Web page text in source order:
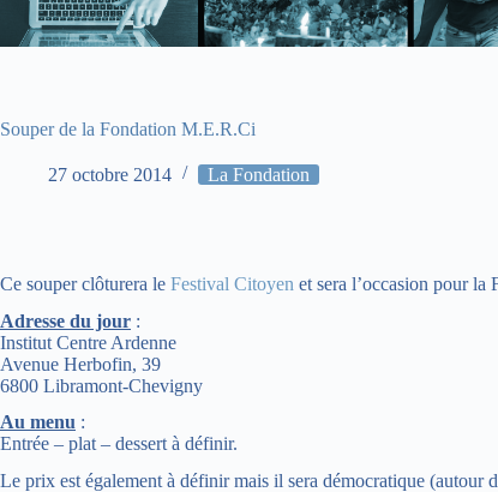
Souper de la Fondation M.E.R.Ci
27 octobre 2014 La Fondation
Ce souper clôturera le Festival Citoyen et sera l’occasion pour la
Adresse du jour :
Institut Centre Ardenne
Avenue Herbofin, 39
6800 Libramont-Chevigny
Au menu :
Entrée – plat – dessert à définir.
Le prix est également à définir mais il sera démocratique (autour